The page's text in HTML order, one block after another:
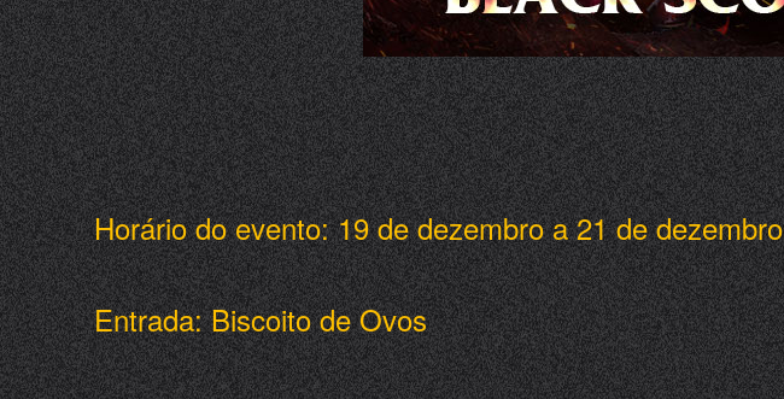
Horário do evento: 19 de dezembro a 21 de dezembro
Entrada: Biscoito de Ovos